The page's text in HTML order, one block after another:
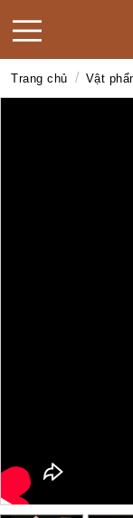
Trang chủ / Vật